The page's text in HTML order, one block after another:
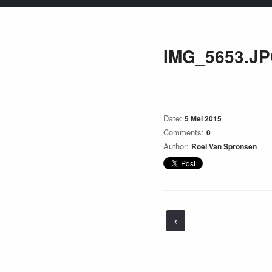
Date: 5 Mei 2015
Comments: 0
Author: Roel Van Spronsen
‹